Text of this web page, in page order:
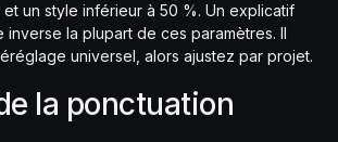
un style inférieur à 50 %. Un explicatif
la plupart de ces paramètres. Il
universel, alors ajustez par projet.
la ponctuation